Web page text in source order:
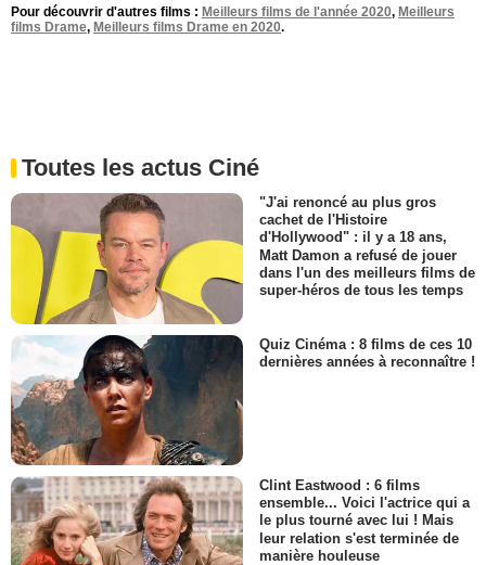
Pour découvrir d'autres films : Meilleurs films de l'année 2020, Meilleurs
films Drame, Meilleurs films Drame en 2020.
Toutes les actus Ciné
"J'ai renoncé au plus gros
cachet de l'Histoire
d'Hollywood" : il y a 18 ans,
Matt Damon a refusé de jouer
dans l'un des meilleurs films de
super-héros de tous les temps
Quiz Cinéma : 8 films de ces 10
dernières années à reconnaître !
Clint Eastwood : 6 films
ensemble... Voici l'actrice qui a
le plus tourné avec lui ! Mais
leur relation s'est terminée de
manière houleuse